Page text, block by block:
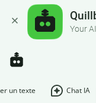
Your
un texte Chat IA